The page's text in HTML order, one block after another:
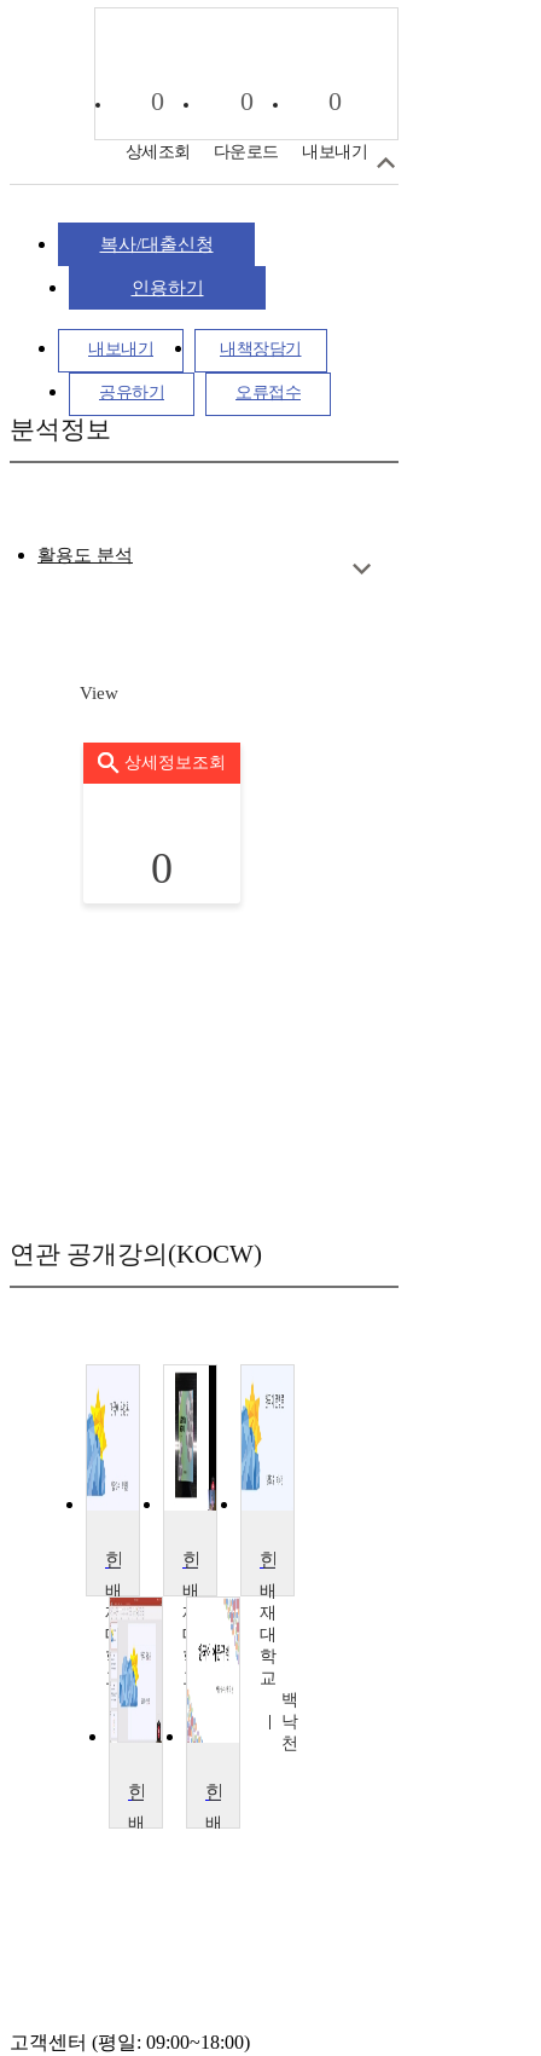
0
상세조회
0
다운로드
0
내보내기
복사/대출신청
인용하기
내보내기 내책장담기
공유하기 오류접수
분석정보
활용도 분석
View
상세정보조회
0
연관 공개강의(KOCW)
배
재
대
학
교
백
천
배
재
대
학
교
백
배
재
대
학
교
백
낙
천
배
배
고객센터 (평일: 09:00~18:00)